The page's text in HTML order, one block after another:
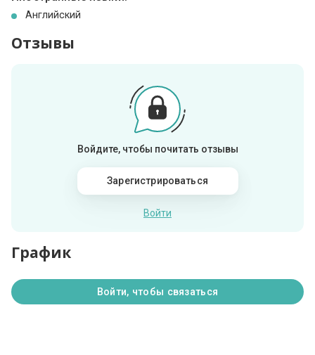
Английский
Отзывы
Войдите, чтобы почитать отзывы
Зарегистрироваться
Войти
График
Войти, чтобы связаться